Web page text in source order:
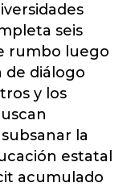
seis
rumbo luego
de diálogo
y los
la
estatal
acumulado